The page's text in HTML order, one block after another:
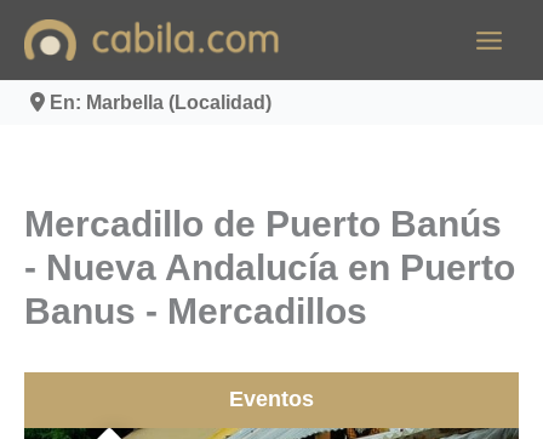
contenido
En: Marbella (Localidad)
Mercadillo de Puerto Banús
- Nueva Andalucía en Puerto
Banus - Mercadillos
Eventos